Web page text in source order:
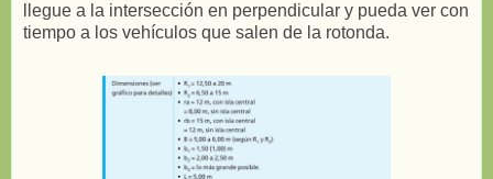
llegue a la intersección en perpendicular y pueda ver con
tiempo a los vehículos que salen de la rotonda.